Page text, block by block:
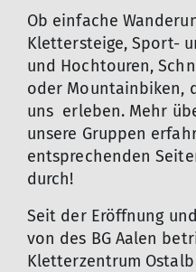
Ob einfache
Klettersteige, Sport-
und Hochtouren,
oder Mountainbiken,
uns erleben. Mehr
unsere Gruppen
entsprechenden
durch!
Seit der Eröffnung
von des BG Aalen
Kletterzentrum